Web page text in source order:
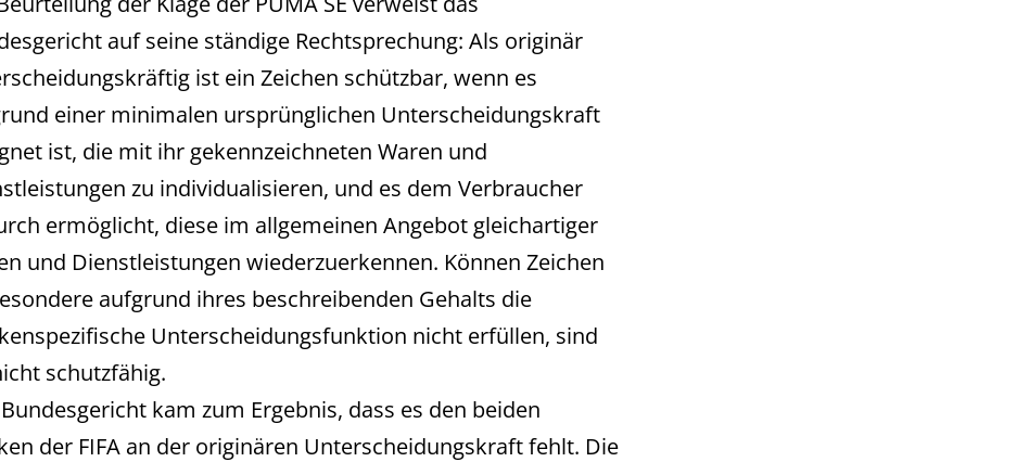
auf seine ständige Rechtsprechung: Als originär
ist ein Zeichen schützbar, wenn es
einer minimalen ursprünglichen Unterscheidungskraft
ist, die mit ihr gekennzeichneten Waren und
zu individualisieren, und es dem Verbraucher
ermöglicht, diese im allgemeinen Angebot gleichartiger
und Dienstleistungen wiederzuerkennen. Können Zeichen
aufgrund ihres beschreibenden Gehalts die
Unterscheidungsfunktion nicht erfüllen, sind
schutzfähig.
kam zum Ergebnis, dass es den beiden
der FIFA an der originären Unterscheidungskraft fehlt. Die